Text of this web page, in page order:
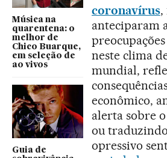
Música na
quarentena: o
melhor de
Chico Buarque,
em seleção de
ao vivos
Guia de
coronavírus,
anteciparam
neste clima
mundial,
econômico,
alerta sobre
ou
opressivo